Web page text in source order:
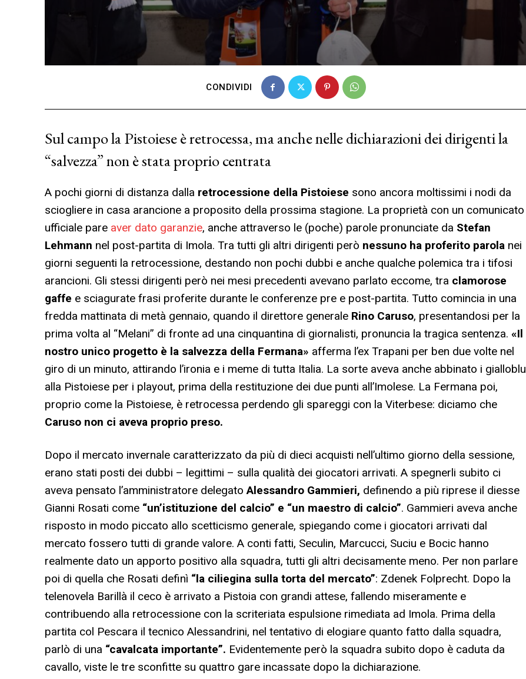
CONDIVIDI
Sul campo la Pistoiese è retrocessa, ma anche nelle dichiarazioni dei dirigenti la
“salvezza” non è stata proprio centrata
A pochi giorni di distanza dalla retrocessione della Pistoiese sono ancora moltissimi i nodi da
sciogliere in casa arancione a proposito della prossima stagione. La proprietà con un comunicato
ufficiale pare aver dato garanzie, anche attraverso le (poche) parole pronunciate da Stefan
Lehmann nel post-partita di Imola. Tra tutti gli altri dirigenti però nessuno ha proferito parola nei
giorni seguenti la retrocessione, destando non pochi dubbi e anche qualche polemica tra i tifosi
arancioni. Gli stessi dirigenti però nei mesi precedenti avevano parlato eccome, tra clamorose
gaffe e sciagurate frasi proferite durante le conferenze pre e post-partita. Tutto comincia in una
fredda mattinata di metà gennaio, quando il direttore generale Rino Caruso, presentandosi per la
prima volta al “Melani” di fronte ad una cinquantina di giornalisti, pronuncia la tragica sentenza. «Il
nostro unico progetto è la salvezza della Fermana» afferma l’ex Trapani per ben due volte nel
giro di un minuto, attirando l’ironia e i meme di tutta Italia. La sorte aveva anche abbinato i gialloblu
alla Pistoiese per i playout, prima della restituzione dei due punti all’Imolese. La Fermana poi,
proprio come la Pistoiese, è retrocessa perdendo gli spareggi con la Viterbese: diciamo che
Caruso non ci aveva proprio preso.
Dopo il mercato invernale caratterizzato da più di dieci acquisti nell’ultimo giorno della sessione,
erano stati posti dei dubbi – legittimi – sulla qualità dei giocatori arrivati. A spegnerli subito ci
aveva pensato l’amministratore delegatoAlessandro Gammieri, definendo a più riprese il diesse
Gianni Rosati come “un’istituzione del calcio” e “un maestro di calcio”. Gammieri aveva anche
risposto in modo piccato allo scetticismo generale, spiegando come i giocatori arrivati dal
mercato fossero tutti di grande valore. A conti fatti, Seculin, Marcucci, Suciu e Bocic hanno
realmente dato un apporto positivo alla squadra, tutti gli altri decisamente meno. Per non parlare
poi di quella che Rosati definì “la ciliegina sulla torta del mercato”: Zdenek Folprecht. Dopo la
telenovela Barillà il ceco è arrivato a Pistoia con grandi attese, fallendo miseramente e
contribuendo alla retrocessione con la scriteriata espulsione rimediata ad Imola. Prima della
partita col Pescara il tecnico Alessandrini, nel tentativo di elogiare quanto fatto dalla squadra,
parlò di una “cavalcata importante”. Evidentemente però la squadra subito dopo è caduta da
cavallo, viste le tre sconfitte su quattro gare incassate dopo la dichiarazione.